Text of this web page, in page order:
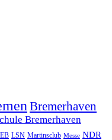
Bremerhaven
Bremerhaven
LSN Martinsclub Messe NDR